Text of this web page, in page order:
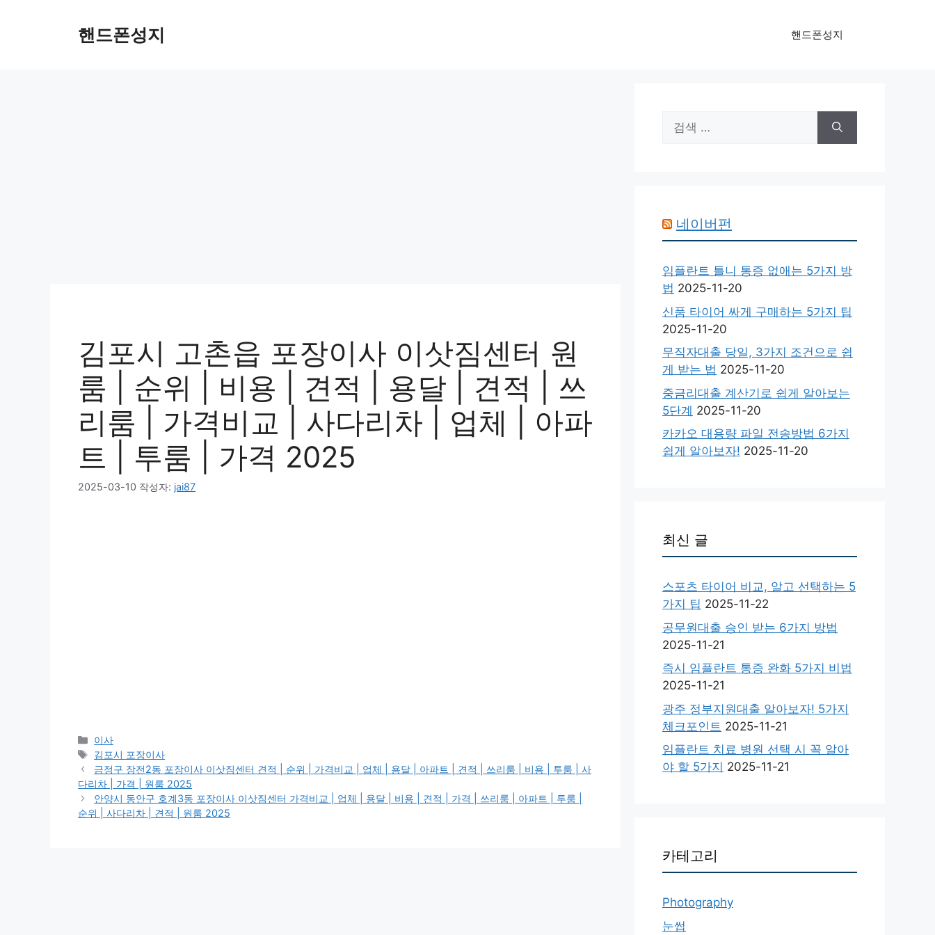
핸드폰성지 핸드폰성지
김포시 고촌읍 포장이사 이삿짐센터 원
룸 | 순위 | 비용 | 견적 | 용달 | 견적 | 쓰
리룸 | 가격비교 | 사다리차 | 업체 | 아파
트 | 투룸 | 가격 2025
2025-03-10 작성자: jai87
카
테
고
리
이사
태
그
김포시 포장이사
금정구 장전2동 포장이사 이삿짐센터 견적 | 순위 | 가격비교 | 업체 | 용달 | 아파트 | 견적 | 쓰리룸 | 비용 | 투룸 | 사
다리차 | 가격 | 원룸 2025
안양시 동안구 호계3동 포장이사 이삿짐센터 가격비교 | 업체 | 용달 | 비용 | 견적 | 가격 | 쓰리룸 | 아파트 | 투룸 |
순위 | 사다리차 | 견적 | 원룸 2025
색:
네이버펀
임플란트 틀니 통증 없애는 5가지 방
법 2025-11-20
신품 타이어 싸게 구매하는 5가지 팁
2025-11-20
무직자대출 당일, 3가지 조건으로 쉽
게 받는 법 2025-11-20
중금리대출 계산기로 쉽게 알아보는
5단계 2025-11-20
카카오 대용량 파일 전송방법 6가지
쉽게 알아보자! 2025-11-20
최신 글
스포츠 타이어 비교, 알고 선택하는 5
가지 팁 2025-11-22
공무원대출 승인 받는 6가지 방법
2025-11-21
즉시 임플란트 통증 완화 5가지 비법
2025-11-21
광주 정부지원대출 알아보자! 5가지
체크포인트 2025-11-21
임플란트 치료 병원 선택 시 꼭 알아
야 할 5가지 2025-11-21
카테고리
Photography
눈썹